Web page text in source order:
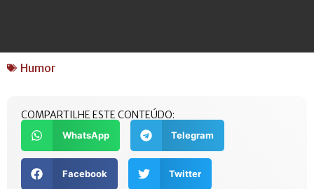
Humor
COMPARTILHE ESTE CONTEÚDO:
WhatsApp Telegram
Facebook Twitter